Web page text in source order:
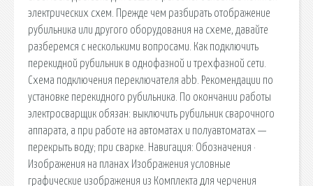
электрических схем. Прежде чем разбирать отображение
рубильника или другого оборудования на схеме, давайте
разберемся с несколькими вопросами. Как подключить
перекидной рубильник в однофазной и трехфазной сети.
Схема подключения переключателя abb. Рекомендации по
установке перекидного рубильника. По окончании работы
электросварщик обязан: выключить рубильник сварочного
аппарата, а при работе на автоматах и полуавтоматах —
перекрыть воду; при сварке. Навигация: Обозначения ·
Изображения на планах Изображения условные
графические изображения из Комплекта для черчения